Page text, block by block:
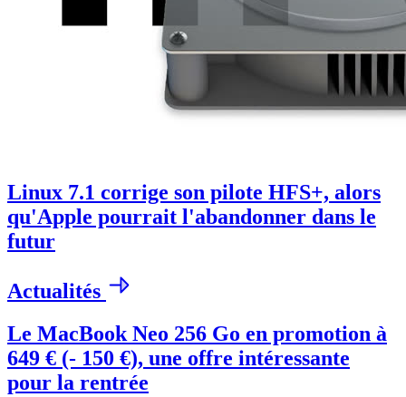
Linux 7.1 corrige son pilote HFS+, alors
qu'Apple pourrait l'abandonner dans le
futur
Actualités
Le MacBook Neo 256 Go en promotion à
649 € (- 150 €), une offre intéressante
pour la rentrée